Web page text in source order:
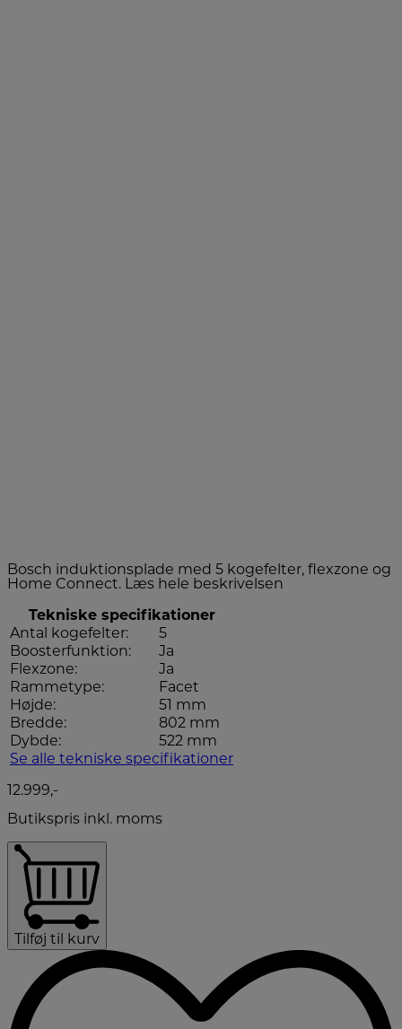
Bosch induktionsplade med 5 kogefelter, flexzone og
Home Connect. Læs hele beskrivelsen
Tekniske specifikationer
Antal kogefelter:
5
Boosterfunktion:
Ja
Flexzone:
Ja
Rammetype:
Facet
Højde:
51 mm
Bredde:
802 mm
Dybde:
522 mm
Se alle tekniske specifikationer
12.999,-
Butikspris inkl. moms
Tilføj til kurv